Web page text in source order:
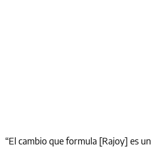
“El cambio que formula [Rajoy] es